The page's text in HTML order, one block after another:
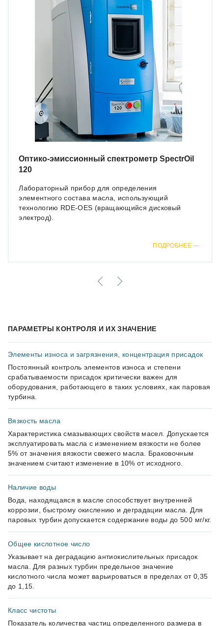
Оптико-эмиссионный спектрометр SpectrOil
120
Лабораторный прибор для определения
элементного состава масла, использующий
технологию RDE-OES (вращающийся дисковый
электрод).
ПОДРОБНЕЕ
ПАРАМЕТРЫ КОНТРОЛЯ И ИХ ЗНАЧЕНИЕ
Элементы износа и загрязнения, концентрация присадок
Постоянный контроль элементов износа и степени
срабатываемости присадок критически важен для
оборудования, работающего в таких условиях, как паровая
турбина.
Вязкость масла
Характеристика смазывающих свойств масел. Допускается
эксплуатировать масла с изменением вязкости не более
5% от значения вязкости свежего масла. Браковочным
значением считают изменение в 10% от исходного.
Наличие воды
Вода, находящаяся в масле способствует внутренней
коррозии, быстрому окислению и деградации масла. Для
паровых турбин допускается содержание воды до 500 мг/кг.
Общее кислотное число
Указывает на деградацию антиокислительных присадок
масла. Для разных турбин предельное значение
кислотного числа может варьироваться в пределах от 0,35
до 1,15.
Класс чистоты
Показатель количества частиц определенного размера в